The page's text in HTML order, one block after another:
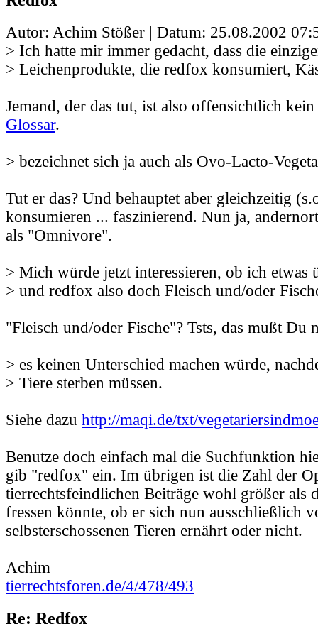
Autor: Achim Stößer | Datum: 25.08.2002
> Ich hatte mir immer gedacht, dass die
> Leichenprodukte, die redfox konsumiert,
Jemand, der das tut, ist also offensichtlich kein
Glossar.
> bezeichnet sich ja auch als Ovo-Lacto-
Tut er das? Und behauptet aber gleichzeitig
konsumieren ... faszinierend. Nun ja,
als "Omnivore".
> Mich würde jetzt interessieren, ob ich etwas
> und redfox also doch Fleisch und/oder
"Fleisch und/oder Fische"? Tsts, das mußt Du
> es keinen Unterschied machen würde,
> Tiere sterben müssen.
Siehe dazu http://maqi.de/txt/
Benutze doch einfach mal die Suchfunktion
gib "redfox" ein. Im übrigen ist die Zahl der
tierrechtsfeindlichen Beiträge wohl größer als
fressen könnte, ob er sich nun ausschließlich
selbsterschossenen Tieren ernährt oder nicht.
Achim
tierrechtsforen.de/4/478/493
Re: Redfox